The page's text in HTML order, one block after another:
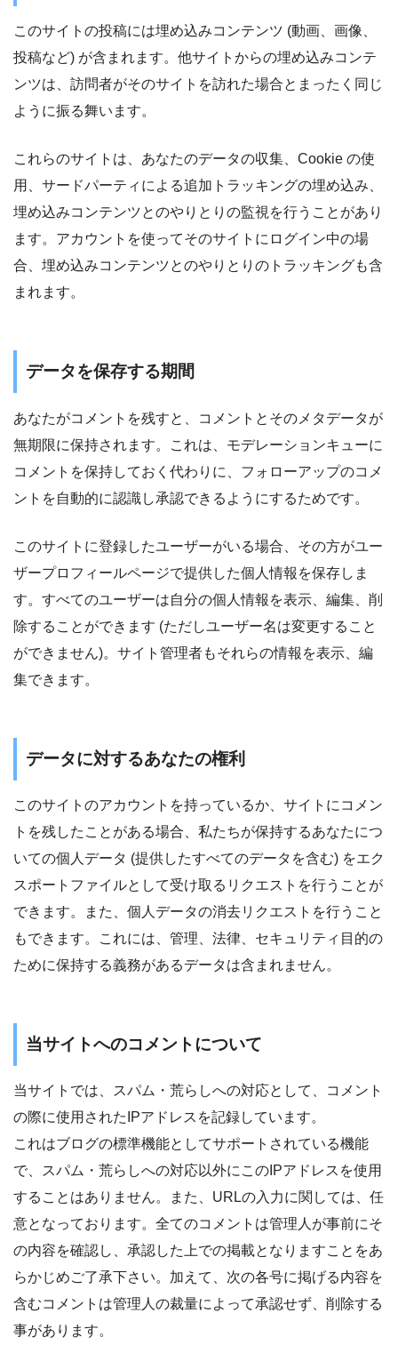
このサイトの投稿には埋め込みコンテンツ (動画、画像、
投稿など) が含まれます。他サイトからの埋め込みコンテ
ンツは、訪問者がそのサイトを訪れた場合とまったく同じ
ように振る舞います。
これらのサイトは、あなたのデータの収集、Cookie の使
用、サードパーティによる追加トラッキングの埋め込み、
埋め込みコンテンツとのやりとりの監視を行うことがあり
ます。アカウントを使ってそのサイトにログイン中の場
合、埋め込みコンテンツとのやりとりのトラッキングも含
まれます。
データを保存する期間
あなたがコメントを残すと、コメントとそのメタデータが
無期限に保持されます。これは、モデレーションキューに
コメントを保持しておく代わりに、フォローアップのコメ
ントを自動的に認識し承認できるようにするためです。
このサイトに登録したユーザーがいる場合、その方がユー
ザープロフィールページで提供した個人情報を保存しま
す。すべてのユーザーは自分の個人情報を表示、編集、削
除することができます (ただしユーザー名は変更すること
ができません)。サイト管理者もそれらの情報を表示、編
集できます。
データに対するあなたの権利
このサイトのアカウントを持っているか、サイトにコメン
トを残したことがある場合、私たちが保持するあなたにつ
いての個人データ (提供したすべてのデータを含む) をエク
スポートファイルとして受け取るリクエストを行うことが
できます。また、個人データの消去リクエストを行うこと
もできます。これには、管理、法律、セキュリティ目的の
ために保持する義務があるデータは含まれません。
当サイトへのコメントについて
当サイトでは、スパム・荒らしへの対応として、コメント
の際に使用されたIPアドレスを記録しています。
これはブログの標準機能としてサポートされている機能
で、スパム・荒らしへの対応以外にこのIPアドレスを使用
することはありません。また、URLの入力に関しては、任
意となっております。全てのコメントは管理人が事前にそ
の内容を確認し、承認した上での掲載となりますことをあ
らかじめご了承下さい。加えて、次の各号に掲げる内容を
含むコメントは管理人の裁量によって承認せず、削除する
事があります。